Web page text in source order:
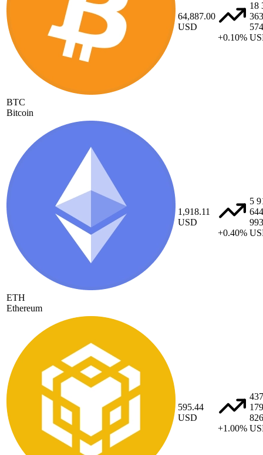
BTC
Bitcoin
64,887.00
USD
+0.10%
18
363
574
ETH
Ethereum
1,918.11
USD
+0.40%
5
644
993
595.44
USD
+1.00%
437
179
826